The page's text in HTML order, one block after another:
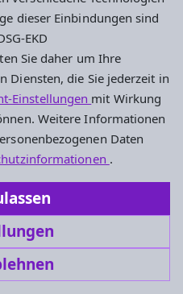
dieser Einbindungen sind
EKD
Sie daher um Ihre
Diensten, die Sie jederzeit in
Einstellungen mit Wirkung
Weitere Informationen
Daten
.
und Groß - jeder ist
Uhr
Kestrich